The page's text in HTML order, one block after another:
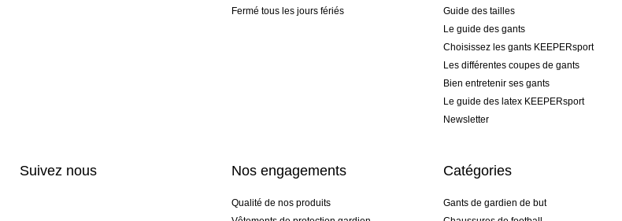
Fermé tous les jours fériés
Guide des tailles
Le guide des gants
Choisissez les gants KEEPERsport
Les différentes coupes de gants
Bien entretenir ses gants
Le guide des latex KEEPERsport
Newsletter
Suivez nous Nos engagements
Qualité de nos produits
Catégories
Gants de gardien de but